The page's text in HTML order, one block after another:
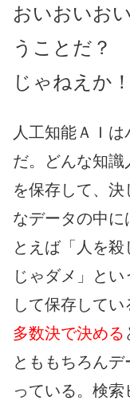
おいおいお
うことだ？
じゃねえか！
人工知能ＡＩ
だ。どんな知
を保存して、
なデータの中に
とえば「人を
じゃダメ」と
して保存してい
多数決で決める
とももちろん
っている。検